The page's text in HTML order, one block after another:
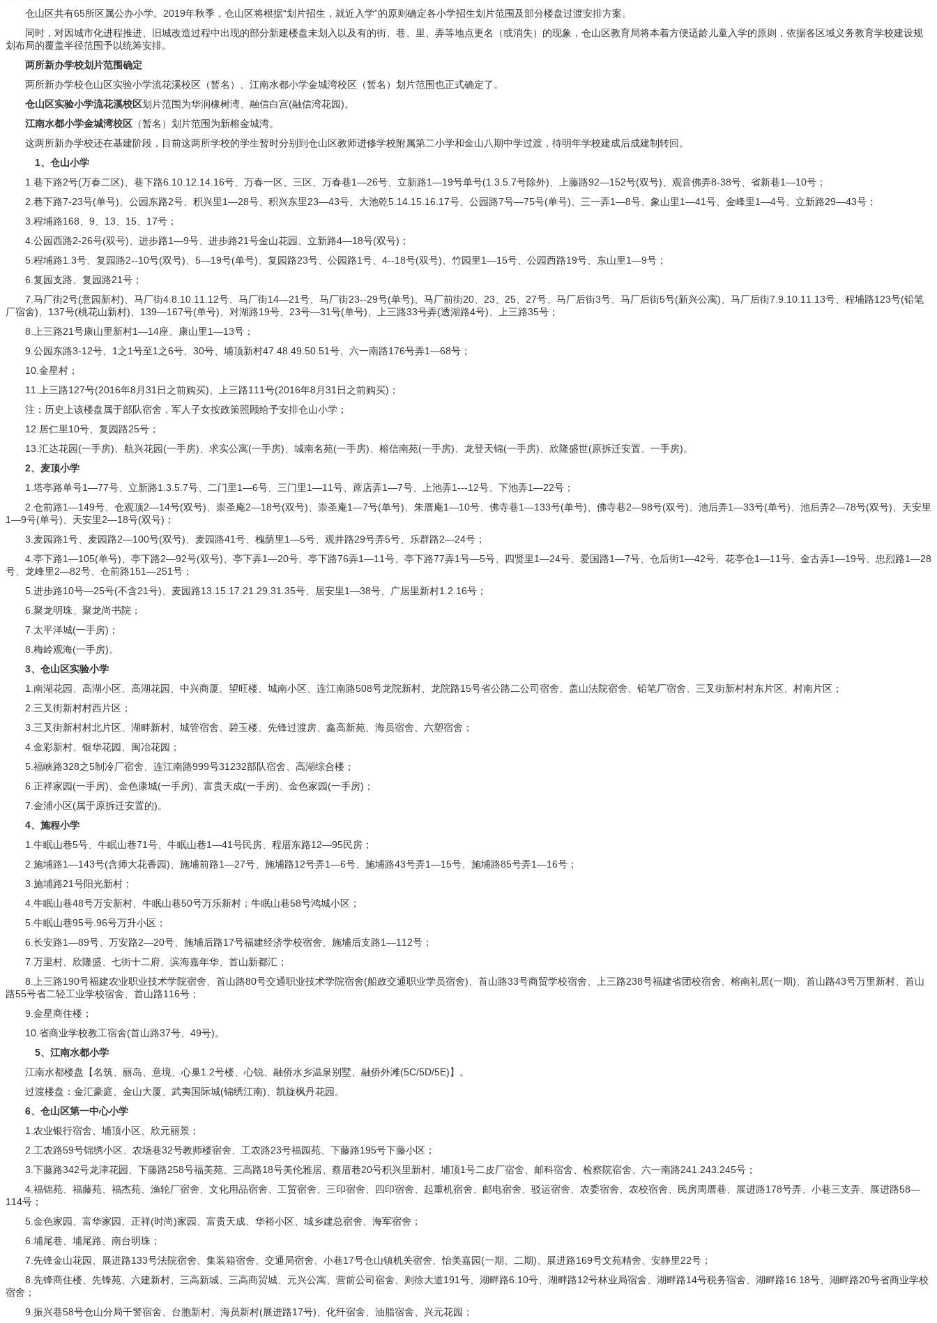
仓山区共有65所区属公办小学。2019年秋季，仓山区将根据“划片招生，就近入学”的原则确定各小学招生划片范围及部分楼盘过渡安排方案。
同时，对因城市化进程推进、旧城改造过程中出现的部分新建楼盘未划入以及有的街、巷、里、弄等地点更名（或消失）的现象，仓山区教育局将本着方便适龄儿童入学的原则，依据各区域义务教育学校建设规
划布局的覆盖半径范围予以统筹安排。
两所新办学校划片范围确定
两所新办学校仓山区实验小学流花溪校区（暂名）、江南水都小学金城湾校区（暂名）划片范围也正式确定了。
仓山区实验小学流花溪校区划片范围为华润橡树湾、融信白宫(融信湾花园)。
江南水都小学金城湾校区 （暂名）划片范围为新榕金城湾。
这两所新办学校还在基建阶段，目前这两所学校的学生暂时分别到仓山区教师进修学校附属第二小学和金山八期中学过渡，待明年学校建成后成建制转回。
1、仓山小学
1.巷下路2号(万春二区)、巷下路6.10.12.14.16号、万春一区、三区、万春巷1—26号、立新路1—19号单号(1.3.5.7号除外)、上藤路92—152号(双号)、观音佛弄8-38号、省新巷1—10号；
2.巷下路7-23号(单号)、公园东路2号、积兴里1—28号、积兴东里23—43号、大池乾5.14.15.16.17号、公园路7号—75号(单号)、三一弄1—8号、象山里1—41号、金峰里1—4号、立新路29—43号；
3.程埔路168、9、13、15、17号；
4.公园西路2-26号(双号)、进步路1—9号、进步路21号金山花园、立新路4—18号(双号)；
5.程埔路1.3号、复园路2--10号(双号)、5—19号(单号)、复园路23号、公园路1号、4--18号(双号)、竹园里1—15号、公园西路19号、东山里1—9号；
6.复园支路、复园路21号；
7.马厂街2号(意园新村)、马厂街4.8.10.11.12号、马厂街14—21号、马厂街23--29号(单号)、马厂前街20、23、25、27号、马厂后街3号、马厂后街5号(新兴公寓)、马厂后街7.9.10.11.13号、程埔路123号(铅笔
厂宿舍)、137号(桃花山新村)、139—167号(单号)、对湖路19号、23号—31号(单号)、上三路33号弄(透湖路4号)、上三路35号；
8.上三路21号康山里新村1—14座、康山里1—13号；
9.公园东路3-12号、1之1号至1之6号、30号、埔顶新村47.48.49.50.51号、六一南路176号弄1—68号；
10.金星村；
11.上三路127号(2016年8月31日之前购买)、上三路111号(2016年8月31日之前购买)；
注：历史上该楼盘属于部队宿舍，军人子女按政策照顾给予安排仓山小学；
12.居仁里10号、复园路25号；
13.汇达花园(一手房)、航兴花园(一手房)、求实公寓(一手房)、城南名苑(一手房)、榕信南苑(一手房)、龙登天锦(一手房)、欣隆盛世(原拆迁安置、一手房)。
2、麦顶小学
1.塔亭路单号1—77号、立新路1.3.5.7号、二门里1—6号、三门里1—11号、蓆店弄1—7号、上池弄1---12号、下池弄1—22号；
2.仓前路1—149号、仓观顶2—14号(双号)、崇圣庵2—18号(双号)、崇圣庵1—7号(单号)、朱厝庵1—10号、佛寺巷1—133号(单号)、佛寺巷2—98号(双号)、池后弄1—33号(单号)、池后弄2—78号(双号)、天安里
1—9号(单号)、天安里2—18号(双号)；
3.麦园路1号、麦园路2—100号(双号)、麦园路41号、槐荫里1—5号、观井路29号弄5号、乐群路2—24号；
4.亭下路1—105(单号)、亭下路2—92号(双号)、亭下弄1—20号、亭下路76弄1—11号、亭下路77弄1号—5号、四贤里1—24号、爱国路1—7号、仓后街1—42号、花亭仓1—11号、金古弄1—19号、忠烈路1—28
号、龙峰里2—82号、仓前路151—251号；
5.进步路10号—25号(不含21号)、麦园路13.15.17.21.29.31.35号、居安里1—38号、广居里新村1.2.16号；
6.聚龙明珠、聚龙尚书院；
7.太平洋城(一手房)；
8.梅岭观海(一手房)。
3、仓山区实验小学
1.南湖花园、高湖小区、高湖花园、中兴商厦、望旺楼、城南小区、连江南路508号龙院新村、龙院路15号省公路二公司宿舍、盖山法院宿舍、铅笔厂宿舍、三叉街新村村东片区、村南片区；
2.三叉街新村村西片区；
3.三叉街新村村北片区、湖畔新村、城管宿舍、碧玉楼、先锋过渡房、鑫高新苑、海员宿舍、六塑宿舍；
4.金彩新村、银华花园、闽冶花园；
5.福峡路328之5制冷厂宿舍、连江南路999号31232部队宿舍、高湖综合楼；
6.正祥家园(一手房)、金色康城(一手房)、富贵天成(一手房)、金色家园(一手房)；
7.金浦小区(属于原拆迁安置的)。
4、施程小学
1.牛眠山巷5号、牛眠山巷71号、牛眠山巷1—41号民房、程厝东路12—95民房；
2.施埔路1—143号(含师大花香园)、施埔前路1—27号、施埔路12号弄1—6号、施埔路43号弄1—15号、施埔路85号弄1—16号；
3.施埔路21号阳光新村；
4.牛眠山巷48号万安新村、牛眠山巷50号万乐新村；牛眠山巷58号鸿城小区；
5.牛眠山巷95号.96号万升小区；
6.长安路1—89号、万安路2—20号、施埔后路17号福建经济学校宿舍、施埔后支路1—112号；
7.万里村、欣隆盛、七街十二府、滨海嘉年华、首山新都汇；
8.上三路190号福建农业职业技术学院宿舍、首山路80号交通职业技术学院宿舍(船政交通职业学员宿舍)、首山路33号商贸学校宿舍、上三路238号福建省团校宿舍、榕南礼居(一期)、首山路43号万里新村、首山
路55号省二轻工业学校宿舍、首山路116号；
9.金星商住楼；
10.省商业学校教工宿舍(首山路37号、49号)。
5、江南水都小学
江南水都楼盘【名筑、丽岛、意境、心巢1.2号楼、心锐、融侨水乡温泉别墅、融侨外滩(5C/5D/5E)】。
过渡楼盘：金汇豪庭、金山大厦、武夷国际城(锦绣江南)、凯旋枫丹花园。
6、仓山区第一中心小学
1.农业银行宿舍、埔顶小区、欣元丽景；
2.工农路59号锦绣小区、农场巷32号教师楼宿舍、工农路23号福园苑、下藤路195号下藤小区；
3.下藤路342号龙津花园、下藤路258号福美苑、三高路18号美伦雅居、蔡厝巷20号积兴里新村、埔顶1号二皮厂宿舍、邮科宿舍、检察院宿舍、六一南路241.243.245号；
4.福锦苑、福藤苑、福杰苑、渔轮厂宿舍、文化用品宿舍、工贸宿舍、三印宿舍、四印宿舍、起重机宿舍、邮电宿舍、驳运宿舍、农委宿舍、农校宿舍、民房周厝巷、展进路178号弄、小巷三支弄、展进路58—
114号；
5.金色家园、富华家园、正祥(时尚)家园、富贵天成、华裕小区、城乡建总宿舍、海军宿舍；
6.埔尾巷、埔尾路、南台明珠；
7.先锋金山花园、展进路133号法院宿舍、集装箱宿舍、交通局宿舍、小巷17号仓山镇机关宿舍、怡美嘉园(一期、二期)、展进路169号文苑精舍、安静里22号；
8.先锋商住楼、先锋苑、六建新村、三高新城、三高商贸城、元兴公寓、营前公司宿舍、则徐大道191号、湖畔路6.10号、湖畔路12号林业局宿舍、湖畔路14号税务宿舍、湖畔路16.18号、湖畔路20号省商业学校
宿舍；
9.振兴巷58号仓山分局干警宿舍、台胞新村、海员新村(展进路17号)、化纤宿舍、油脂宿舍、兴元花园；